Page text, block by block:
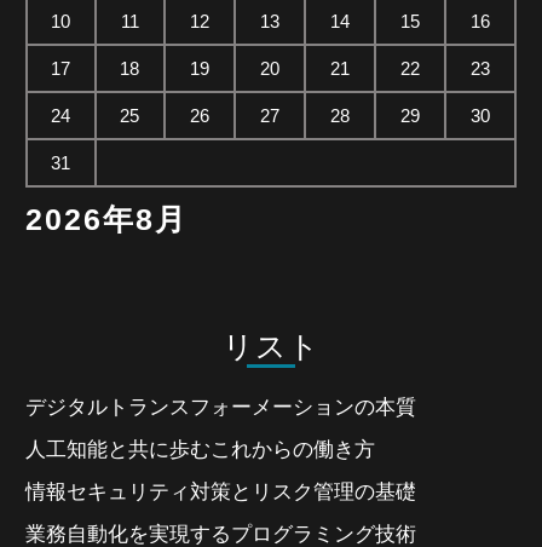
2026年8月
10 11 12 13 14 15 16
17 18 19 20 21 22 23
24 25 26 27 28 29 30
31
リスト
デジタルトランスフォーメーションの本質
人工知能と共に歩むこれからの働き方
情報セキュリティ対策とリスク管理の基礎
業務自動化を実現するプログラミング技術